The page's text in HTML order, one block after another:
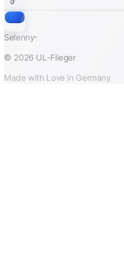
S
Selenny®
© 2026 UL-Flieger
Made with Love in Germany